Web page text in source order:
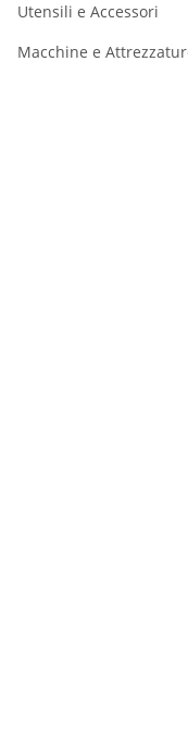
Utensili e Accessori
Macchine e